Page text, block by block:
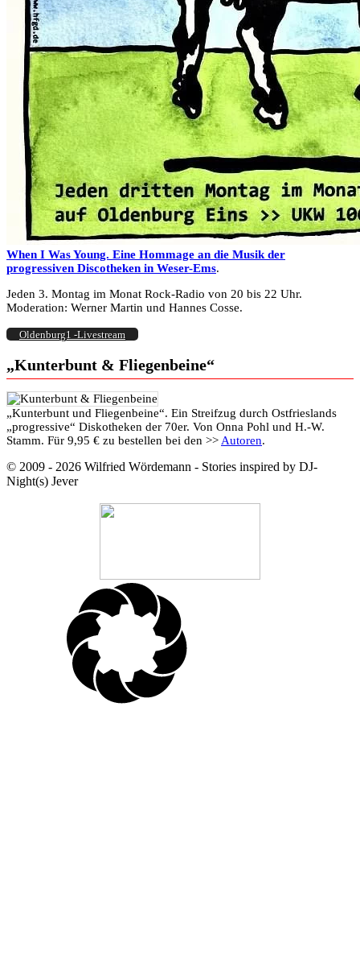
When I Was Young. Eine Hommage an die Musik der
progressiven Discotheken in Weser-Ems.
Jeden 3. Montag im Monat Rock-Radio von 20 bis 22 Uhr.
Moderation: Werner Martin und Hannes Cosse.
Oldenburg1 -Livestream
„Kunterbunt & Fliegenbeine“
„Kunterbunt und Fliegenbeine“. Ein Streifzug durch Ostfrieslands
„progressive“ Diskotheken der 70er. Von Onna Pohl und H.-W.
Stamm. Für 9,95 € zu bestellen bei den >> Autoren.
© 2009 - 2026 Wilfried Wördemann - Stories inspired by DJ-
Night(s) Jever